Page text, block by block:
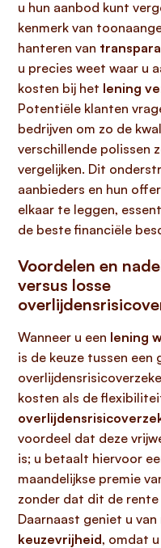
u hun aanbod kunt
kenmerk van
hanteren van
u precies weet waar u
kosten bij het lening
Potentiële klanten
bedrijven om zo de
verschillende polissen
vergelijken. Dit
aanbieders en hun
elkaar te leggen,
de beste financiële
Voordelen en
versus losse
Wanneer u een lening
is de keuze tussen
kosten als de
voordeel dat deze
is; u betaalt hiervoor
maandelijkse premie
zonder dat dit de
Daarnaast geniet u van
keuzevrijheid, omdat